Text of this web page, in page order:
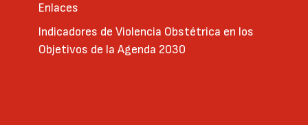
Enlaces
Indicadores de Violencia Obstétrica en los
Objetivos de la Agenda 2030